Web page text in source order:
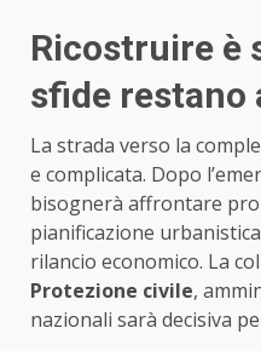
Ricostruire è
sfide restano
La strada verso la
e complicata. Dopo
bisognerà affrontare
pianificazione
rilancio economico. La
Protezione civile,
nazionali sarà decisiva